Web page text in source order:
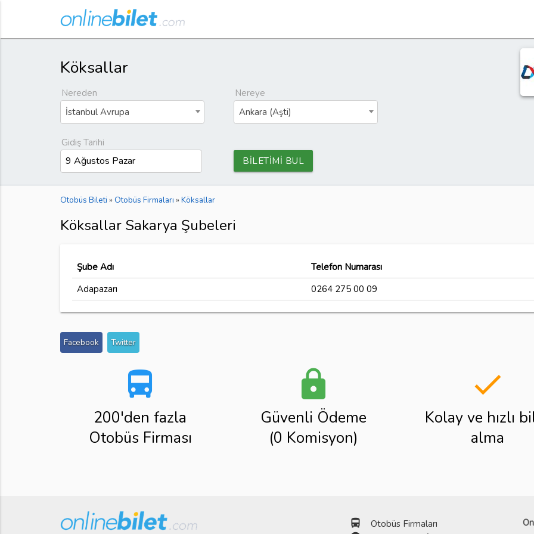
Köksallar
Nereden
İstanbul Avrupa
Nereye
Ankara (Aşti)
Gidiş Tarihi
BİLETİMİ BUL
Otobüs Bileti » Otobüs Firmaları » Köksallar
Köksallar Sakarya Şubeleri
Şube Adı
Telefon Numarası
Adapazarı
0264 275 00 09
Facebook Twitter
directions_bus
200'den fazla
Otobüs Firması
lock
Güvenli Ödeme
(0 Komisyon)
done
Kolay ve hızlı
alma
directions_bus Otobüs Firmaları